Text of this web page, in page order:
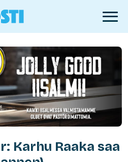
Karhu Raaka saa